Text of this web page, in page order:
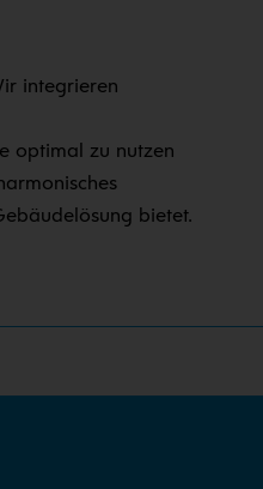
integrieren
optimal zu nutzen
bietet.